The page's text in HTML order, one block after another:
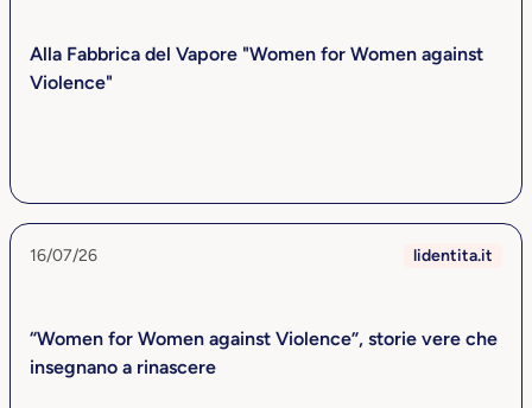
Alla Fabbrica del Vapore "Women for Women against
Violence"
16/07/26 lidentita.it
“Women for Women against Violence”, storie vere che
insegnano a rinascere